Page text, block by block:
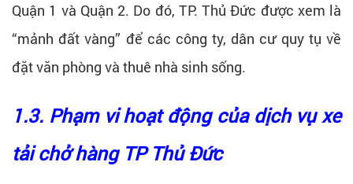
Quận 1 và Quận 2. Do đó, TP. Thủ Đức được xem là
“mảnh đất vàng” để các công ty, dân cư quy tụ về
đặt văn phòng và thuê nhà sinh sống.
1.3. Phạm vi hoạt động của dịch vụ xe
tải chở hàng TP Thủ Đức